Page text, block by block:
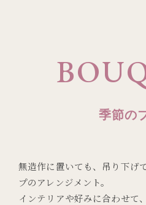
季節の
無造作に置いても、吊り下げ
プのアレンジメント。
インテリアや好みに合わせて